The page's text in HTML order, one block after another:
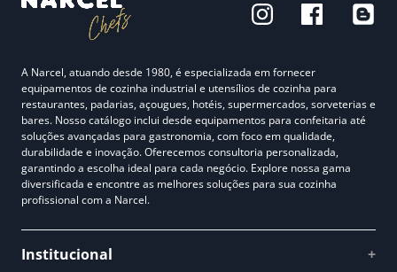
A Narcel, atuando desde 1980, é especializada em fornecer
equipamentos de cozinha industrial e utensílios de cozinha para
restaurantes, padarias, açougues, hotéis, supermercados, sorveterias e
bares. Nosso catálogo inclui desde equipamentos para confeitaria até
soluções avançadas para gastronomia, com foco em qualidade,
durabilidade e inovação. Oferecemos consultoria personalizada,
garantindo a escolha ideal para cada negócio. Explore nossa gama
diversificada e encontre as melhores soluções para sua cozinha
profissional com a Narcel.
Institucional +